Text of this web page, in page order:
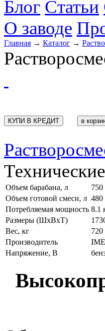
Блог Статьи
О заводе
Главная → Каталог →
КУПИ В КРЕДИТ
Объем барабана, л
750
Объем готовой смеси, л 480
Потребляемая мощность 8.1
Размеры (ШxВxТ)
Вес, кг
720
Производитель
Напряжение, В